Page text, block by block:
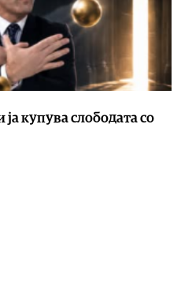
купува слободата со